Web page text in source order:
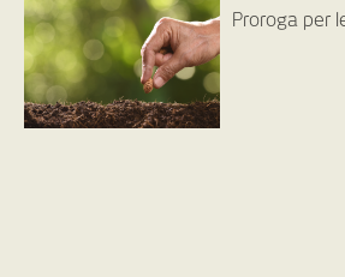
Proroga per